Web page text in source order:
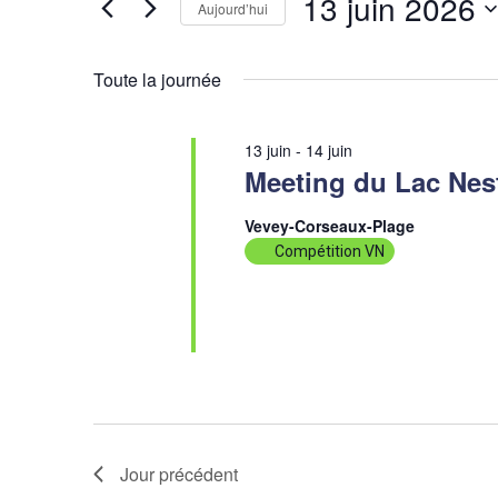
de
Évènements
clé.
Aujourd’hui
Toute la journée
Meeting du Lac
13 juin - 14 juin
Vevey-Corseaux-Plage
Compétition VN
Jour précédent